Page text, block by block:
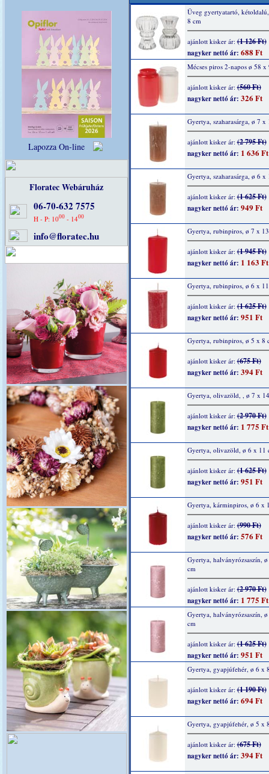
Lapozza On-line
Floratec Webáruház
06-70-632 7575
H - P: 1000 - 1400
info@floratec.hu
Üveg gyertyatartó,
8 cm
ajánlott kisker ár:(1 126 Ft)
nagyker nettó ár: 688 Ft
Mécses piros 2-napos ø 58 x
ajánlott kisker ár:(560 Ft)
nagyker nettó ár: 326 Ft
Gyertya, szaharasárga, ø 7 x
ajánlott kisker ár:(2 795 Ft)
nagyker nettó ár: 1 636 Ft
Gyertya, szaharasárga, ø 6 x
ajánlott kisker ár:(1 625 Ft)
nagyker nettó ár: 949 Ft
Gyertya, rubinpiros, ø 7 x
ajánlott kisker ár:(1 945 Ft)
nagyker nettó ár: 1 163 Ft
Gyertya, rubinpiros, ø 6 x
ajánlott kisker ár:(1 625 Ft)
nagyker nettó ár: 951 Ft
Gyertya, rubinpiros, ø 5 x 8
ajánlott kisker ár:(675 Ft)
nagyker nettó ár: 394 Ft
Gyertya, olivazöld, , ø 7 x
ajánlott kisker ár:(2 970 Ft)
nagyker nettó ár: 1 775 Ft
Gyertya, olivazöld, ø 6 x 11
ajánlott kisker ár:(1 625 Ft)
nagyker nettó ár: 951 Ft
Gyertya, kárminpiros, ø 6 x
ajánlott kisker ár:(990 Ft)
nagyker nettó ár: 576 Ft
Gyertya, halványrózsaszín,
cm
ajánlott kisker ár:(2 970 Ft)
nagyker nettó ár: 1 775 Ft
Gyertya, halványrózsaszín,
cm
ajánlott kisker ár:(1 625 Ft)
nagyker nettó ár: 951 Ft
Gyertya, gyapjúfehér, ø 6 x
ajánlott kisker ár:(1 190 Ft)
nagyker nettó ár: 694 Ft
Gyertya, gyapjúfehér, ø 5 x
ajánlott kisker ár:(675 Ft)
nagyker nettó ár: 394 Ft